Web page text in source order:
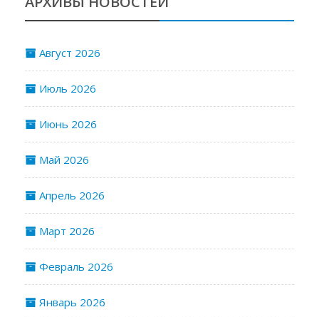
Август 2026
Июль 2026
Июнь 2026
Май 2026
Апрель 2026
Март 2026
Февраль 2026
Январь 2026